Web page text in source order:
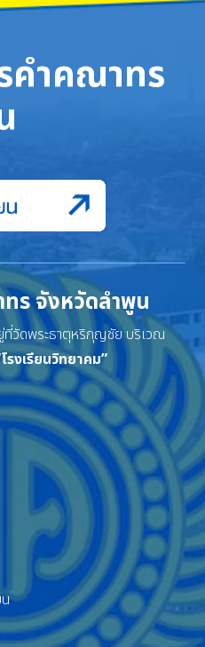
คำคณาทร
ทร จังหวัดลำพูน
วัดพระธาตุหริภุญชัย บริเวณ
รงเรียนวิทยาคม”
น